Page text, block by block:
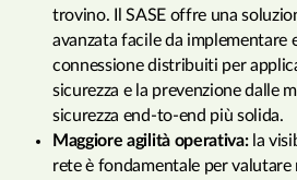
trovino. Il SASE offre una
avanzata facile da implementare
connessione distribuiti per
sicurezza e la prevenzione dalle
sicurezza end-to-end più solida.
Maggiore agilità operativa:la
rete è fondamentale per valutare